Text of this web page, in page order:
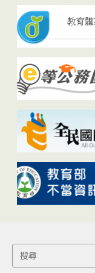
Search
for: